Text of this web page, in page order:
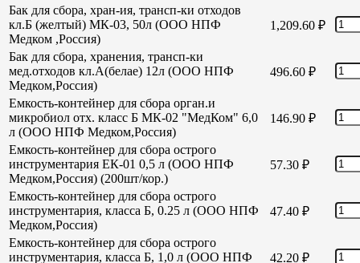
Бак для сбора, хран-ия, трансп-ки отходов
кл.Б (желтый) МК-03, 50л (ООО НПФ
Медком ,Россия)
1,209.60 ₽
Бак для сбора, хранения, трансп-ки
мед.отходов кл.А(белае) 12л (ООО НПФ
Медком,Россия)
496.60 ₽
Емкость-контейнер для сбора орган.и
микробиол отх. класс Б МК-02 "МедКом" 6,0
л (ООО НПФ Медком,Россия)
146.90 ₽
Емкость-контейнер для сбора острого
инструментария ЕК-01 0,5 л (ООО НПФ
Медком,Россия) (200шт/кор.)
57.30 ₽
Емкость-контейнер для сбора острого
инструментария, класса Б, 0.25 л (ООО НПФ
Медком,Россия)
47.40 ₽
Емкость-контейнер для сбора острого
инструментария, класса Б, 1,0 л (ООО НПФ
42.20 ₽